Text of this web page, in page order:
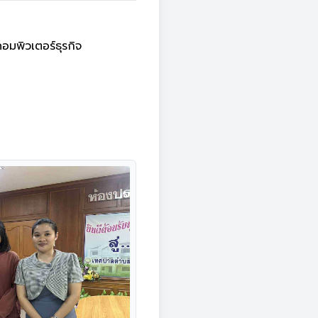
มพิวเตอร์ธุรกิจ